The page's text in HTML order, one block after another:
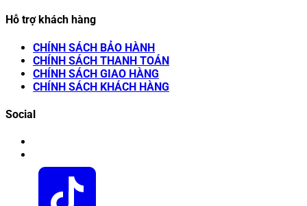
Hỗ trợ khách hàng
CHÍNH SÁCH BẢO HÀNH
CHÍNH SÁCH THANH TOÁN
CHÍNH SÁCH GIAO HÀNG
CHÍNH SÁCH KHÁCH HÀNG
Social